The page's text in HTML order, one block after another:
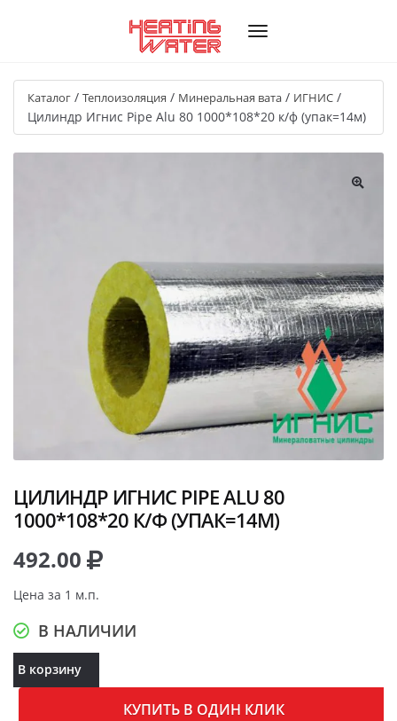
Каталог / Теплоизоляция / Минеральная вата / ИГНИС /
Цилиндр Игнис Pipe Alu 80 1000*108*20 к/ф (упак=14м)
ЦИЛИНДР ИГНИС PIPE ALU 80
1000*108*20 К/Ф (УПАК=14М)
492.00
Цена за 1 м.п.
В НАЛИЧИИ
В корзину
КУПИТЬ В ОДИН КЛИК